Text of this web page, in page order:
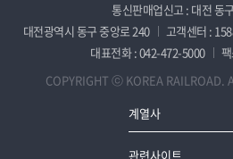
통신판매업신고 : 대전 동
대전광역시 동구 중앙로 240
고객센터 :
대표전화 : 042-472-5000
COPYRIGHT ⓒ KOREA RAILROAD.
계열사
관련사이트